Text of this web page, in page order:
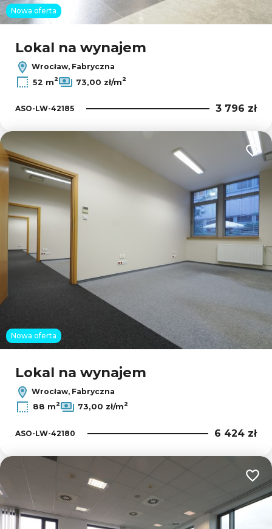
Nowa oferta
Lokal na wynajem
Wrocław, Fabryczna
52 m2 73,00 zł/m2
ASO-LW-42185 3 796 zł
Nowa oferta
Lokal na wynajem
Wrocław, Fabryczna
88 m2 73,00 zł/m2
ASO-LW-42180 6 424 zł